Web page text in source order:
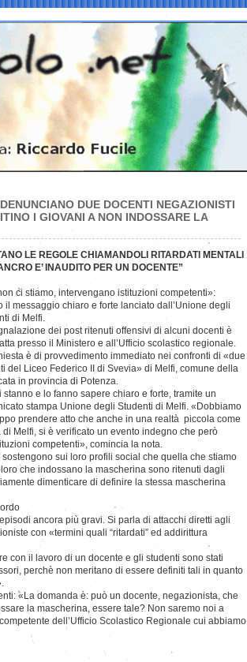
DUE DOCENTI NEGAZIONISTI
I GIOVANI A NON INDOSSARE LA
LE REGOLE CHIAMANDOLI RITARDATI MENTALI
E’ INAUDITO PER UN DOCENTE”
ci stiamo, intervengano istituzioni competenti»:
il messaggio chiaro e forte lanciato dall’Unione degli
di Melfi.
dei post ritenuti offensivi di alcuni docenti è
presso il Ministero e all’Ufficio scolastico regionale.
è di provvedimento immediato nei confronti di «due
del Liceo Federico II di Svevia» di Melfi, comune della
in provincia di Potenza.
stanno e lo fanno sapere chiaro e forte, tramite un
stampa Unione degli Studenti di Melfi. «Dobbiamo
prendere atto che anche in una realtà piccola come
di Melfi, si è verificato un evento indegno che però
competenti», comincia la nota.
sui loro profili social che quella che stiamo
che indossano la mascherina sono ritenuti dagli
dimenticare di definire la stessa mascherina
ancora più gravi. Si parla di attacchi diretti agli
con «termini quali “ritardati” ed addirittura
con il lavoro di un docente e gli studenti sono stati
perchè non meritano di essere definiti tali in quanto
«La domanda è: può un docente, negazionista, che
la mascherina, essere tale? Non saremo noi a
dell’Ufficio Scolastico Regionale cui abbiamo